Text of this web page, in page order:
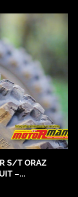
S/T ORAZ
–...